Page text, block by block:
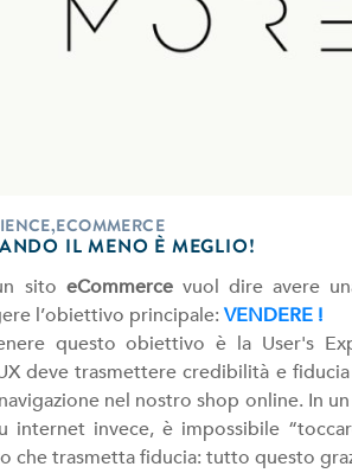
IL MENO È MEGLIO!
sito eCommercevuol dire avere
l’obiettivo principale: VENDERE !
questo obiettivo è la User's
deve trasmettere credibilità e
nel nostro shop online. In
internet invece, è impossibile
che trasmetta fiducia: tutto questo